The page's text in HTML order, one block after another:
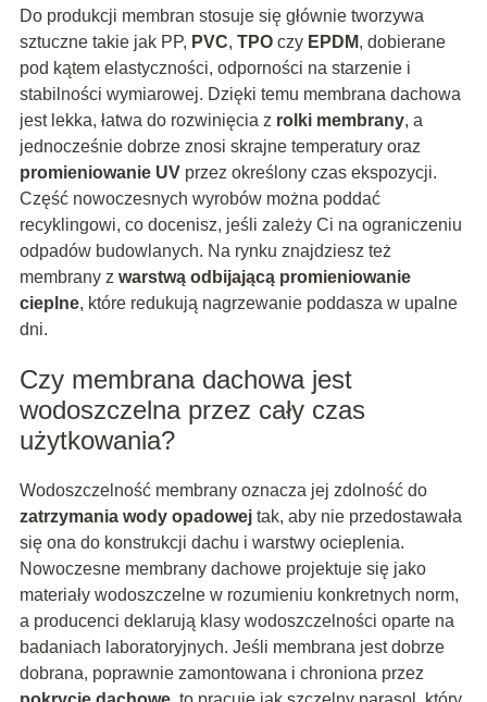
Do produkcji membran stosuje się głównie tworzywa
sztuczne takie jak PP, PVC, TPOczy EPDM, dobierane
pod kątem elastyczności, odporności na starzenie i
stabilności wymiarowej. Dzięki temu membrana dachowa
jest lekka, łatwa do rozwinięcia z rolki membrany, a
jednocześnie dobrze znosi skrajne temperatury oraz
promieniowanie UVprzez określony czas ekspozycji.
Część nowoczesnych wyrobów można poddać
recyklingowi, co docenisz, jeśli zależy Ci na ograniczeniu
odpadów budowlanych. Na rynku znajdziesz też
membrany z warstwą odbijającą promieniowanie
cieplne, które redukują nagrzewanie poddasza w upalne
dni.
Czy membrana dachowa jest
wodoszczelna przez cały czas
użytkowania?
Wodoszczelność membrany oznacza jej zdolność do
zatrzymania wody opadowejtak, aby nie przedostawała
się ona do konstrukcji dachu i warstwy ocieplenia.
Nowoczesne membrany dachowe projektuje się jako
materiały wodoszczelne w rozumieniu konkretnych norm,
a producenci deklarują klasy wodoszczelności oparte na
badaniach laboratoryjnych. Jeśli membrana jest dobrze
dobrana, poprawnie zamontowana i chroniona przez